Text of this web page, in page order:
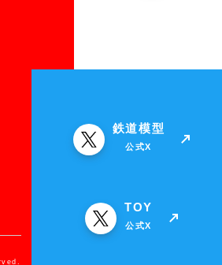
鉄道模型
公式X
TOY
公式X